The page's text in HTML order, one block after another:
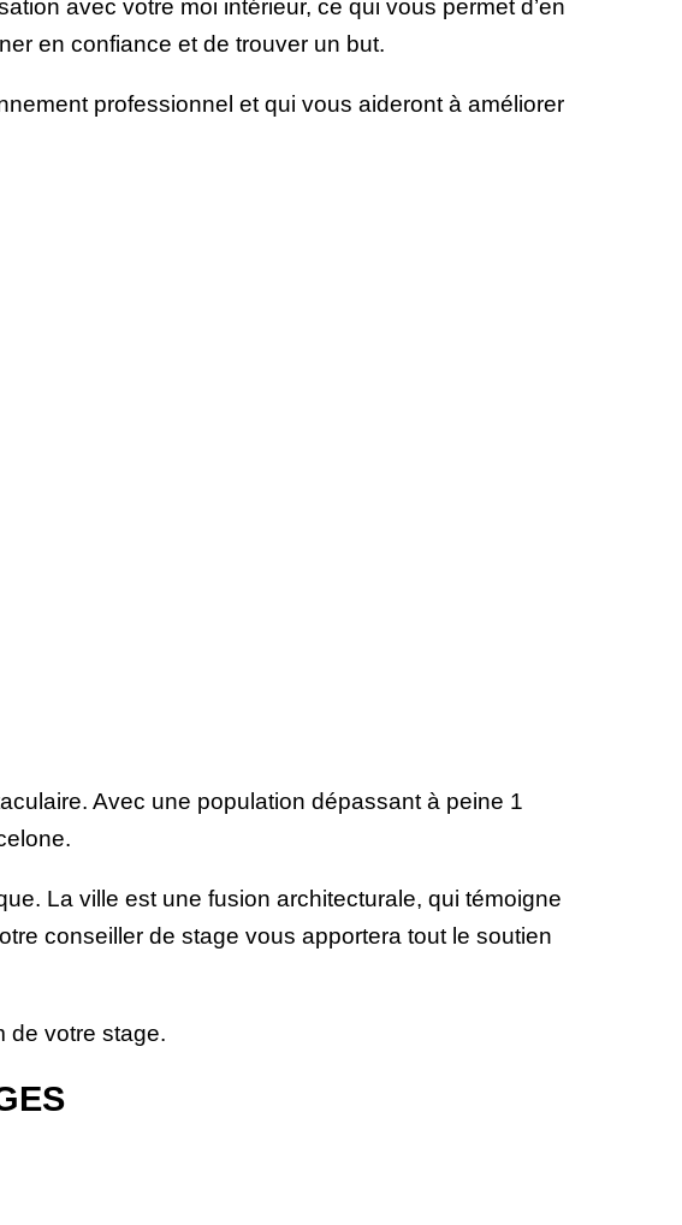
avec votre moi intérieur, ce qui vous permet d’en
en confiance et de trouver un but.
professionnel et qui vous aideront à améliorer
Avec une population dépassant à peine 1
La ville est une fusion architecturale, qui témoigne
conseiller de stage vous apportera tout le soutien
de votre stage.